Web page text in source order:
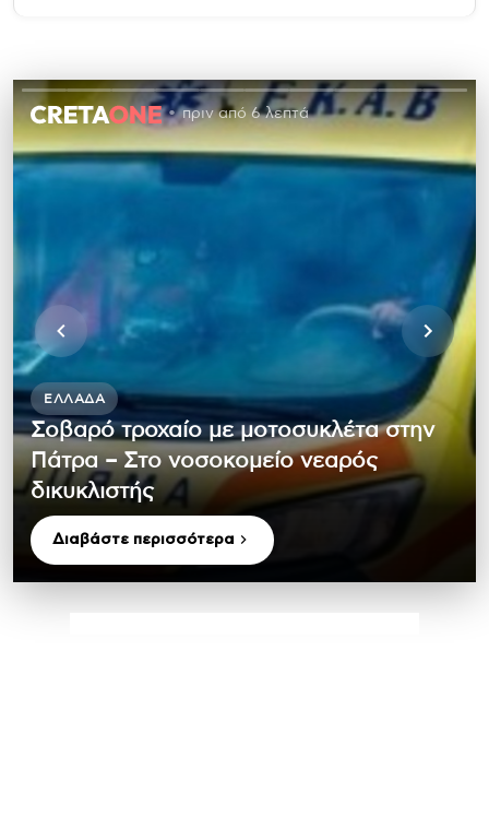
πριν από 6 λεπτά
ΕΛΛΆΔΑ
Σοβαρό τροχαίο με μοτοσυκλέτα στην
Πάτρα – Στο νοσοκομείο νεαρός
δικυκλιστής
Διαβάστε περισσότερα